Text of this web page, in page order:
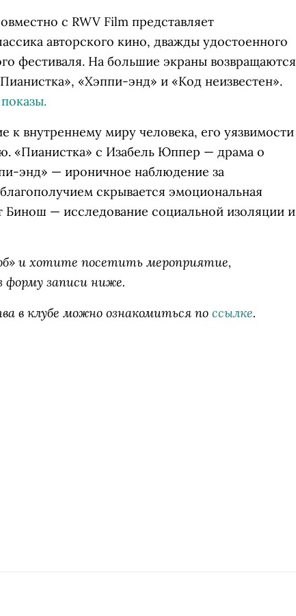
с RWV Film представляет
авторского кино, дважды удостоенного
фестиваля. На большие экраны возвращаются
«Хэппи-энд» и «Код неизвестен».
внутреннему миру человека, его уязвимости
«Пианистка» с Изабель Юппер — драма о
энд» — ироничное наблюдение за
скрывается эмоциональная
Бинош — исследование социальной изоляции и
и хотите посетить мероприятие,
форму записи ниже.
в клубе можно ознакомиться по ссылке.